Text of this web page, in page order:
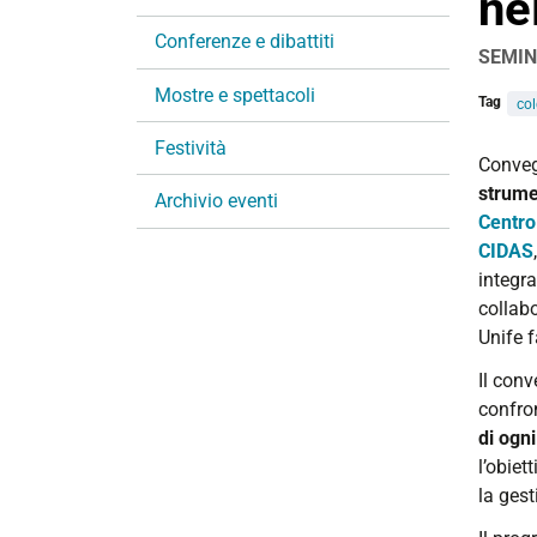
Tag
l2
e
nella
C
CIDAS
Unife
Il
di
la
i
n
Conferenze e dibattiti
Mostre e spettacoli
Festività
Archivio eventi